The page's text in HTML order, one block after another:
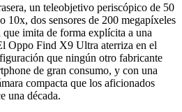
un teleobjetivo periscópico de 50
10x, dos sensores de 200 megapíxeles
que imita de forma explícita a una
Oppo Find X9 Ultra aterriza en el
que ningún otro fabricante
de gran consumo, y con una
compacta que los aficionados
una década.